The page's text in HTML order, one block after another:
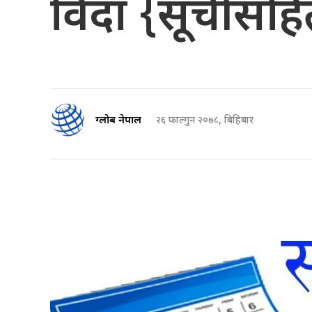
विदा
ग्लोब नेपाल २६ फाल्गुन २०७८, बिहिबार